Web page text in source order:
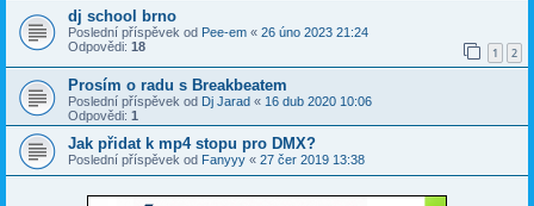
dj school brno
Poslední příspěvek od Pee-em « 26 úno 2023 21:24
Odpovědi: 18 1 2
Prosím o radu s Breakbeatem
Poslední příspěvek od Dj Jarad « 16 dub 2020 10:06
Odpovědi: 1
Jak přidat k mp4 stopu pro DMX?
Poslední příspěvek od Fanyyy « 27 čer 2019 13:38